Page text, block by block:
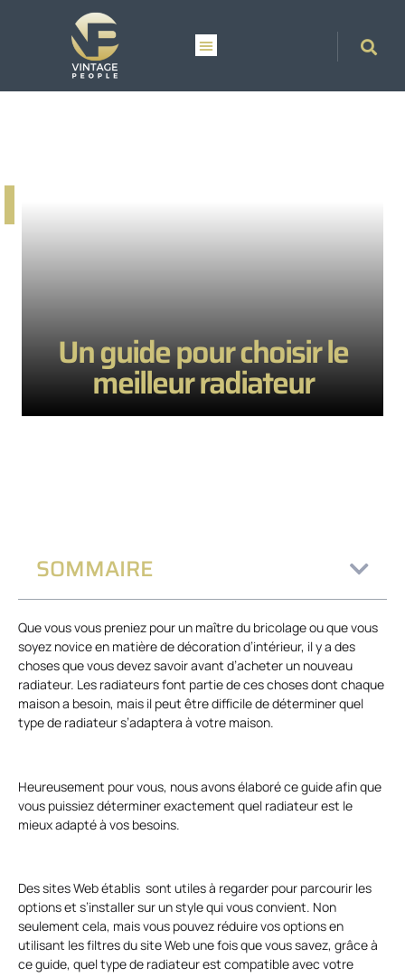
Un guide pour choisir le
meilleur radiateur
SOMMAIRE
Que vous vous preniez pour un maître du bricolage ou que vous
soyez novice en matière de décoration d’intérieur, il y a des
choses que vous devez savoir avant d’acheter un nouveau
radiateur. Les radiateurs font partie de ces choses dont chaque
maison a besoin, mais il peut être difficile de déterminer quel
type de radiateur s’adaptera à votre maison.
Heureusement pour vous, nous avons élaboré ce guide afin que
vous puissiez déterminer exactement quel radiateur est le
mieux adapté à vos besoins.
Des sites Web établis sont utiles à regarder pour parcourir les
options et s’installer sur un style qui vous convient. Non
seulement cela, mais vous pouvez réduire vos options en
utilisant les filtres du site Web une fois que vous savez, grâce à
ce guide, quel type de radiateur est compatible avec votre